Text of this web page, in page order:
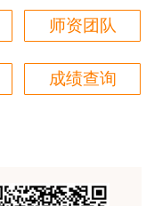
中国人事考试网
安排退费，考试
晰，老师讲解通
师资团队
成绩查询